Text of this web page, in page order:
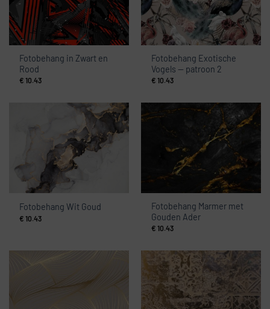
Fotobehang in Zwart en
Rood
€ 10.43
Fotobehang Exotische
Vogels — patroon 2
€ 10.43
Fotobehang Wit Goud
€ 10.43
Fotobehang Marmer met
Gouden Ader
€ 10.43